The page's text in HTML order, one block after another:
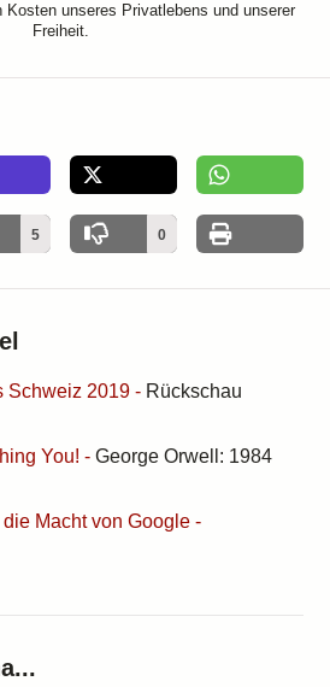
Kosten unseres Privatlebens und unserer
Freiheit.
5 0
Schweiz 2019 - Rückschau
You! - George Orwell: 1984
Macht von Google -